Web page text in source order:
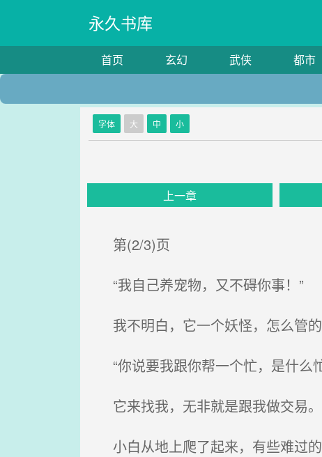
永久书库
首页 玄幻 武侠 都市
字体 大 中 小
上一章
第(2/3)页
“我自己养宠物，又不碍你事！”
我不明白，它一个妖怪，怎么管的
“你说要我跟你帮一个忙，是什么
它来找我，无非就是跟我做交易
小白从地上爬了起来，有些难过